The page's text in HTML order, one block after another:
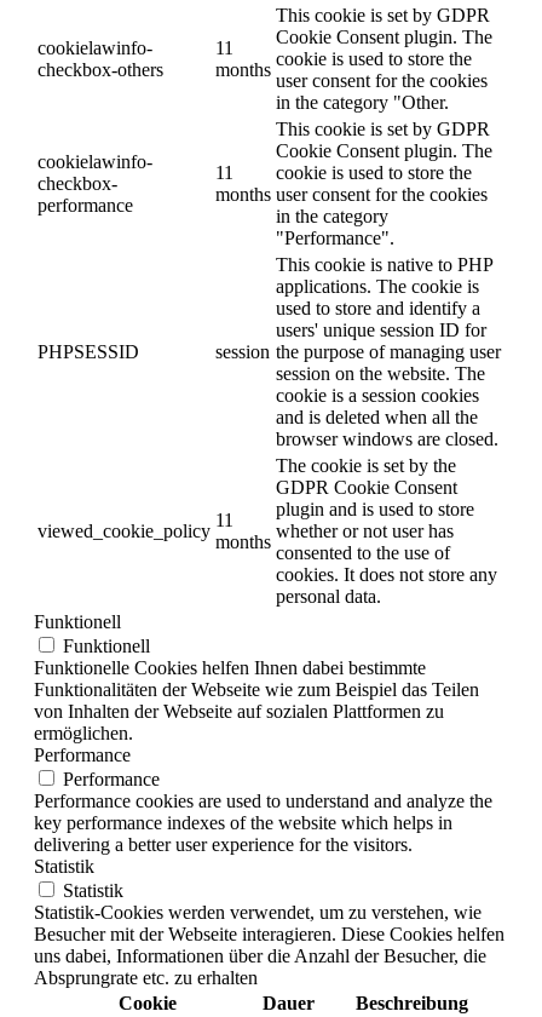
cookielawinfo-
checkbox-others
11
months
This cookie is set by GDPR
Cookie Consent plugin. The
cookie is used to store the
user consent for the cookies
in the category "Other.
cookielawinfo-
checkbox-
performance
11
months
This cookie is set by GDPR
Cookie Consent plugin. The
cookie is used to store the
user consent for the cookies
in the category
"Performance".
PHPSESSID session
This cookie is native to PHP
applications. The cookie is
used to store and identify a
users' unique session ID for
the purpose of managing user
session on the website. The
cookie is a session cookies
and is deleted when all the
browser windows are closed.
viewed_cookie_policy
11
months
The cookie is set by the
GDPR Cookie Consent
plugin and is used to store
whether or not user has
consented to the use of
cookies. It does not store any
personal data.
Funktionell
Funktionell
Funktionelle Cookies helfen Ihnen dabei bestimmte
Funktionalitäten der Webseite wie zum Beispiel das Teilen
von Inhalten der Webseite auf sozialen Plattformen zu
ermöglichen.
Performance
Performance
Performance cookies are used to understand and analyze the
key performance indexes of the website which helps in
delivering a better user experience for the visitors.
Statistik
Statistik
Statistik-Cookies werden verwendet, um zu verstehen, wie
Besucher mit der Webseite interagieren. Diese Cookies helfen
uns dabei, Informationen über die Anzahl der Besucher, die
Absprungrate etc. zu erhalten
Cookie
Dauer Beschreibung